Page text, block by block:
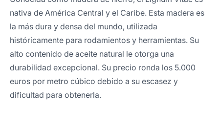
nativa de América Central y el Caribe. Esta madera es
la más dura y densa del mundo, utilizada
históricamente para rodamientos y herramientas. Su
alto contenido de aceite natural le otorga una
durabilidad excepcional. Su precio ronda los 5.000
euros por metro cúbico debido a su escasez y
dificultad para obtenerla.